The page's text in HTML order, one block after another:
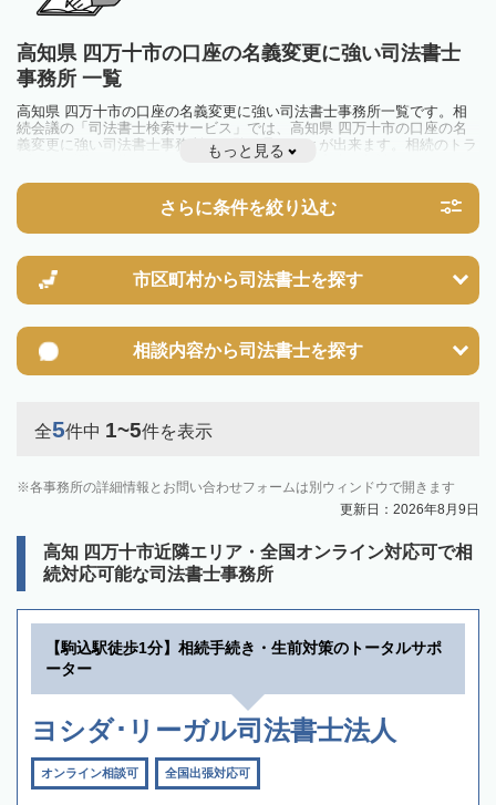
高知県 四万十市の口座の名義変更に強い司法書士
事務所 一覧
高知県 四万十市の口座の名義変更に強い司法書士事務所一覧です。相
続会議の「司法書士検索サービス」では、高知県 四万十市の口座の名
義変更に強い司法書士事務所を一覧で見ることが出来ます。相続のトラ
ブルやお悩みを抱えている方は一度近隣の司法書士に相談してみましょ
もっと見る
さらに条件を絞り込む
市区町村から司法書士を探す
相談内容から司法書士を探す
全5件中 1~5件を表示
各事務所の詳細情報とお問い合わせフォームは別ウィンドウで開きます
更新日：2026年8月9日
高知 四万十市近隣エリア・全国オンライン対応可で相
続対応可能な司法書士事務所
【駒込駅徒歩1分】相続手続き・生前対策のトータルサポ
ーター
ヨシダ･リーガル司法書士法人
オンライン相談可 全国出張対応可